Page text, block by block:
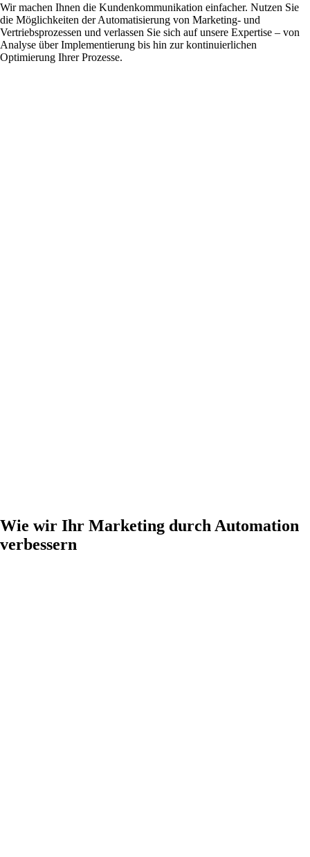
Wir machen Ihnen die Kundenkommunikation einfacher. Nutzen Sie
die Möglichkeiten der Automatisierung von Marketing- und
Vertriebsprozessen und verlassen Sie sich auf unsere Expertise – von
Analyse über Implementierung bis hin zur kontinuierlichen
Optimierung Ihrer Prozesse.
Wie wir Ihr Marketing durch Automation
verbessern